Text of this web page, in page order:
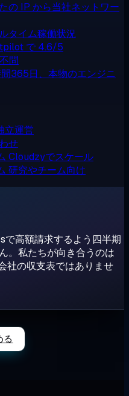
の IP から当社ネットワー
タイム稼働状況
で 4.6/5
問
365日、本物のエンジニ
立運営
せ
Cloudzyでスケール
研究やチーム向け
で高額請求するよう四半期
。私たちが向き合うのは
社の収支表ではありませ
る